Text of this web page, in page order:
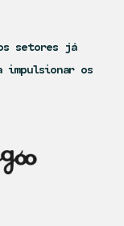
setores já
impulsionar os